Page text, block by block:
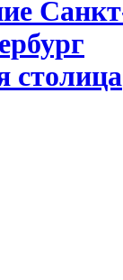
столица